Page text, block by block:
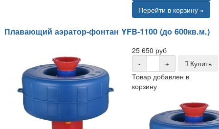
Перейти в корзину »
Плавающий аэратор-фонтан YFB-1100 (до 600кв.м.)
25 650 руб
-
+
Купить
Товар добавлен в
корзину